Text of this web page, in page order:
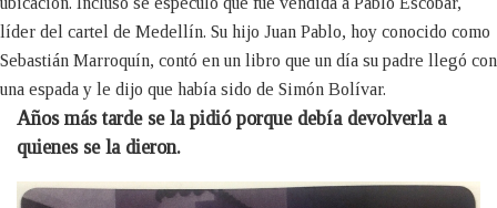
líder del cartel de Medellín. Su hijo Juan Pablo, hoy conocido como
Sebastián Marroquín, contó en un libro que un día su padre llegó con
una espada y le dijo que había sido de Simón Bolívar.
Años más tarde se la pidió porque debía devolverla a
quienes se la dieron.